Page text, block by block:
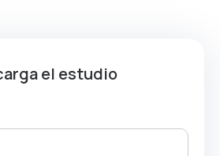
el estudio